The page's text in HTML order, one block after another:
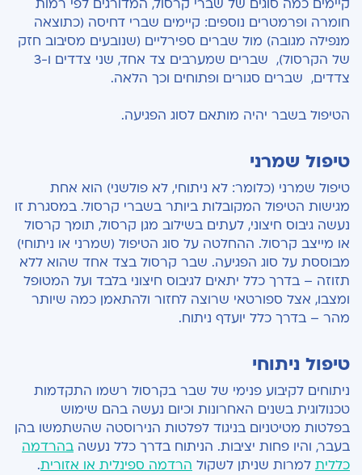
קיימים כמה סוגים של שברי קרסול, המדורגים לפי רמות
חומרה ופרמטרים נוספים: קיימים שברי דחיסה (כתוצאה
מנפילה מגובה) מול שברים ספירליים (שנובעים מסיבוב חזק
של הקרסול), שברים שמערבים צד אחד, שני צדדים ו-3
צדדים, שברים סגורים ופתוחים וכך הלאה.
הטיפול בשבר יהיה מותאם לסוג הפגיעה.
טיפול שמרני
טיפול שמרני (כלומר: לא ניתוחי, לא פולשני) הוא אחת
מגישות הטיפול המקובלות ביותר בשברי קרסול. במסגרת זו
נעשה גיבוס חיצוני, לעתים בשילוב מגן קרסול, תומך קרסול
או מייצב קרסול. ההחלטה על סוג הטיפול (שמרני או ניתוחי)
מבוססת על סוג הפגיעה. שבר קרסול בצד אחד שהוא ללא
תזוזה – בדרך כלל יתאים לגיבוס חיצוני בלבד ועל המטופל
ומצבו, אצל ספורטאי שרוצה לחזור ולהתאמן כמה שיותר
מהר – בדרך כלל יועדף ניתוח.
טיפול ניתוחי
ניתוחים לקיבוע פנימי של שבר בקרסול רשמו התקדמות
טכנולוגית בשנים האחרונות וכיום נעשה בהם שימוש
בפלטות מטיטניום בניגוד לפלטות הנירוסטה שהשתמשו בהן
בעבר, והיו פחות יציבות. הניתוח בדרך כלל נעשה בהרדמה
כללית למרות שניתן לשקול הרדמה ספינלית או אזורית.